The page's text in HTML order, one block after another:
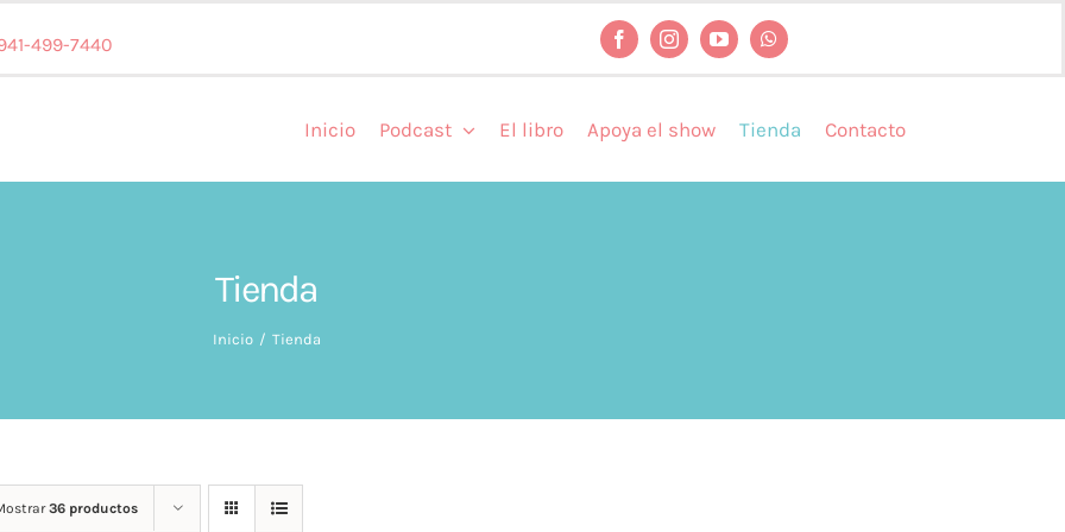
499-7440
Inicio Podcast El libro Apoya el show Tienda Contacto
Tienda
Inicio Tienda
36 productos